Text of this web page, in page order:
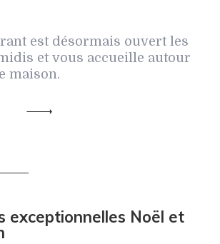
est désormais ouvert les
et vous accueille autour
maison.
exceptionnelles Noël et